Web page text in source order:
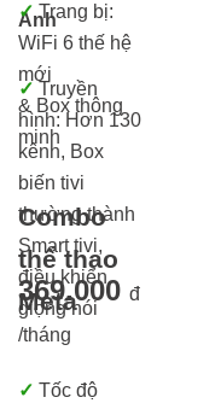
Anh
✓Trang bị:
WiFi 6 thế hệ
mới
& Box thông
minh
✓ Truyền
hình: Hơn 130
kênh, Box
biến tivi
thường thành
Smart tivi,
điều khiển
giọng nói
Combo
thể thao
Meta
369.000 đ
/tháng
✓ Tốc độ